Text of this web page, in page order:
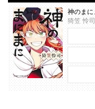
神のま
猗笠 怜司